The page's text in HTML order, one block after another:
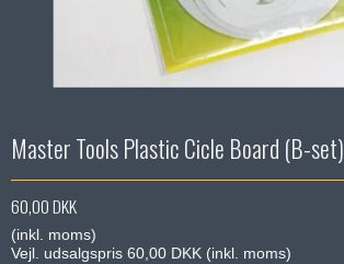
Master Tools Plastic Cicle Board (B-set)
60,00 DKK
(inkl. moms)
Vejl. udsalgspris 60,00 DKK (inkl. moms)